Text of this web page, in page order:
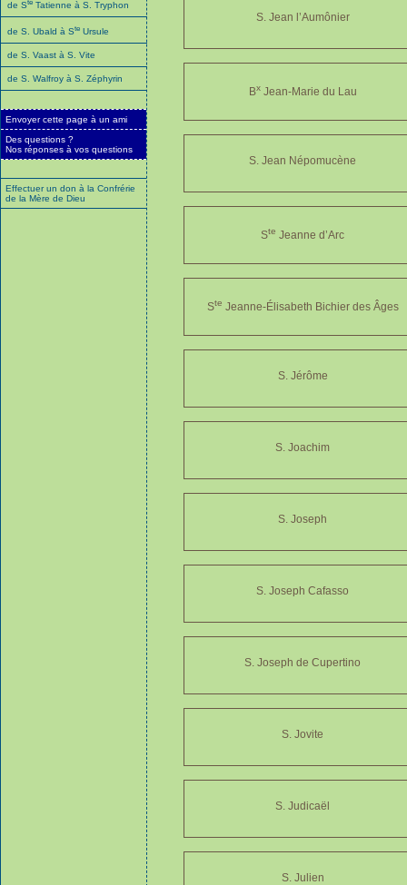
de S Tatienne à S. Tryphon
de S. Ubald à Ste Ursule
de S. Vaast à S. Vite
de S. Walfroy à S. Zéphyrin
Envoyer cette page à un ami
Des questions ?
Nos réponses à vos questions
Effectuer un don à la Confrérie
de la Mère de Dieu
S. Jean l’Aumônier
BxJean-Marie du Lau
S. Jean Népomucène
Ste Jeanne d’Arc
Ste Jeanne-Élisabeth Bichier des Âges
S. Jérôme
S. Joachim
S. Joseph
S. Joseph Cafasso
S. Joseph de Cupertino
S. Jovite
S. Judicaël
S. Julien